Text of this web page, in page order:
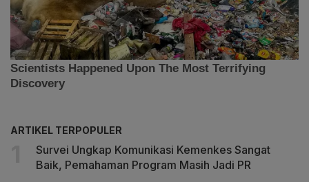
ARTIKEL TERPOPULER
Survei Ungkap Komunikasi Kemenkes Sangat
Baik, Pemahaman Program Masih Jadi PR